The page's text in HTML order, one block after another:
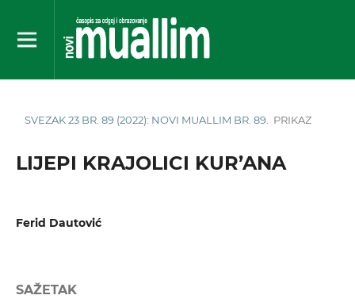
SVEZAK 23 BR. 89 (2022): NOVI MUALLIM BR. 89. PRIKAZ
LIJEPI KRAJOLICI KUR’ANA
Ferid Dautović
SAŽETAK